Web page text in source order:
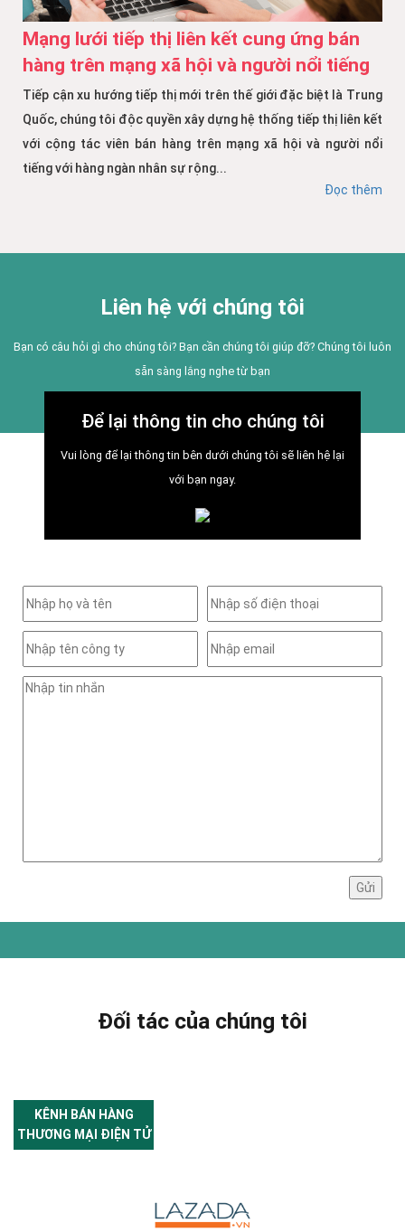
Mạng lưới tiếp thị liên kết cung ứng bán
hàng trên mạng xã hội và người nổi tiếng
Tiếp cận xu hướng tiếp thị mới trên thế giới đặc biệt là Trung
Quốc, chúng tôi độc quyền xây dựng hệ thống tiếp thị liên kết
với cộng tác viên bán hàng trên mạng xã hội và người nổi
tiếng với hàng ngàn nhân sự rộng...
Đọc thêm
Liên hệ với chúng tôi
Bạn có câu hỏi gì cho chúng tôi? Bạn cần chúng tôi giúp đỡ? Chúng tôi luôn
sẵn sàng lắng nghe từ bạn
Để lại thông tin cho chúng tôi
Vui lòng để lại thông tin bên dưới chúng tôi sẽ liên hệ lại
với bạn ngay.
Đối tác của chúng tôi
KÊNH BÁN HÀNG
THƯƠNG MẠI ĐIỆN TỬ